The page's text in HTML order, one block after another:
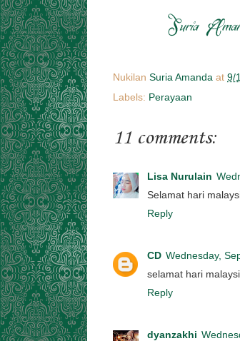
Nukilan Suria Amanda at 9/
Labels: Perayaan
11 comments:
Lisa Nurulain
Selamat hari
Reply
CD Wednesday,
selamat hari
Reply
dyanzakhi